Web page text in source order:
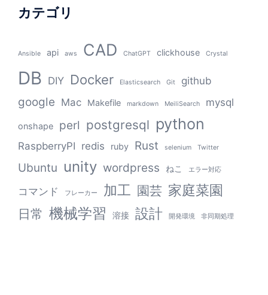
カテゴリ
Ansible api aws CAD ChatGPT clickhouse Crystal
DB DIY Docker Elasticsearch Git github
google Mac Makefile markdown MeiliSearch mysql
onshape perl postgresql python
RaspberryPI redis ruby Rust selenium Twitter
Ubuntu unity wordpress ねこ エラー対応
コマンド フレーカー 加工 園芸 家庭菜園
日常 機械学習 溶接 設計 開発環境 非同期処理